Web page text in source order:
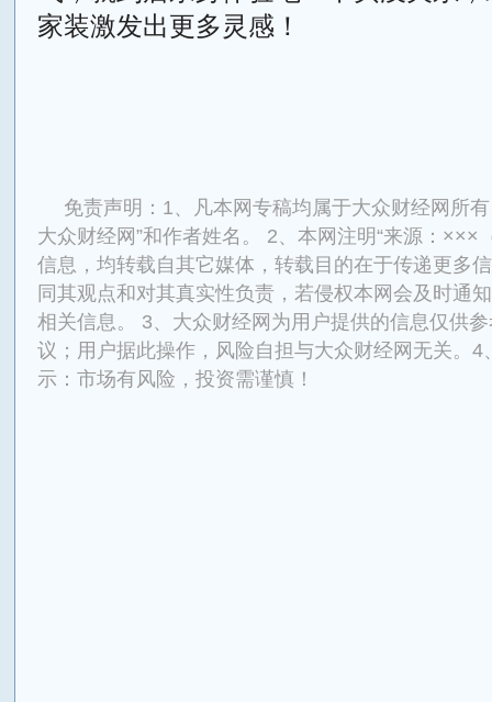
家装激发出更多灵感！
免责声明：1、凡本网专稿均属于大众财经网所
大众财经网”和作者姓名。 2、本网注明“来源：×××
信息，均转载自其它媒体，转载目的在于传递更多
同其观点和对其真实性负责，若侵权本网会及时通
相关信息。 3、大众财经网为用户提供的信息仅供
议；用户据此操作，风险自担与大众财经网无关。4
示：市场有风险，投资需谨慎！